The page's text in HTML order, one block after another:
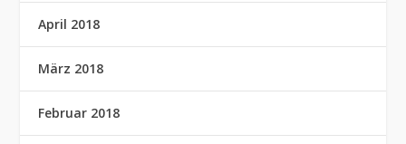
April 2018
März 2018
Februar 2018